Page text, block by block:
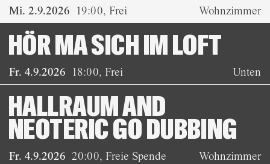
Mi. 2.9.2026 19:00,Frei Wohnzimmer
Fr. 4.9.2026 18:00,Frei
HÖR MA SICH IM LOFT
Unten
Fr. 4.9.2026 20:00,Freie Spende
HALLRAUM AND
NEOTERIC GO DUBBING
Wohnzimmer